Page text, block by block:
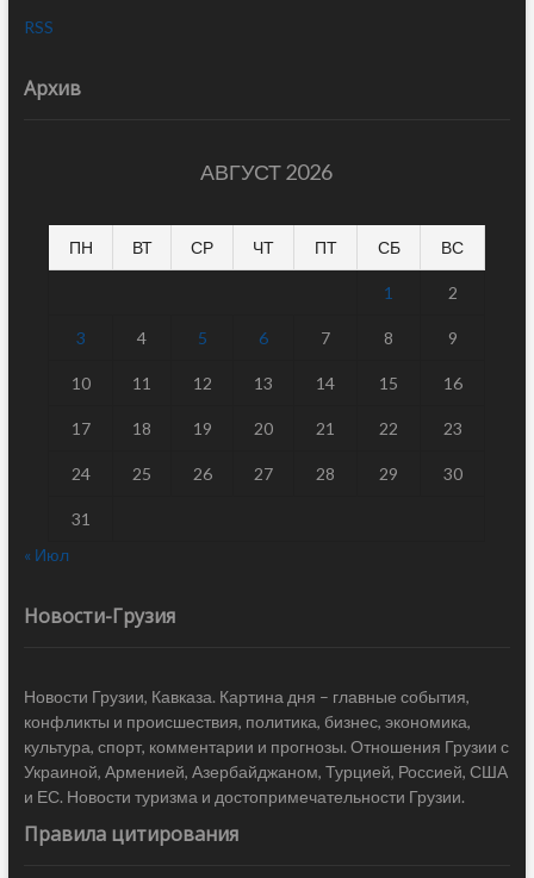
RSS
Архив
АВГУСТ 2026
ПН ВТ СР ЧТ ПТ СБ ВС
1 2
3 4 5 6 7 8 9
10 11 12 13 14 15 16
17 18 19 20 21 22 23
24 25 26 27 28 29 30
31
« Июл
Новости-Грузия
Новости Грузии, Кавказа. Картина дня – главные события,
конфликты и происшествия, политика, бизнес, экономика,
культура, спорт, комментарии и прогнозы. Отношения Грузии с
Украиной, Арменией, Азербайджаном, Турцией, Россией, США
и ЕС. Новости туризма и достопримечательности Грузии.
Правила цитирования